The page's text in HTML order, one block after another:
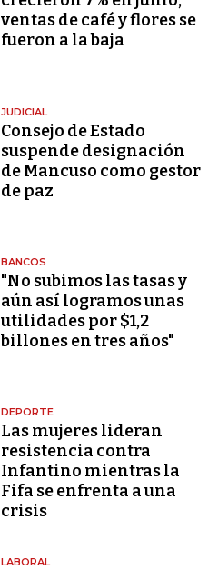
ventas de café y flores se
fueron a la baja
JUDICIAL
Consejo de Estado
suspende designación
de Mancuso como gestor
de paz
BANCOS
"No subimos las tasas y
aún así logramos unas
utilidades por $1,2
billones en tres años"
DEPORTE
Las mujeres lideran
resistencia contra
Infantino mientras la
Fifa se enfrenta a una
crisis
LABORAL